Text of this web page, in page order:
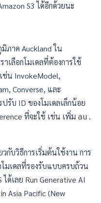
S3 ได้อีกด้วยนะ
ภาค Auckland ใน
เลือกโมเดลที่ต้องการใช้
ช่น InvokeModel,
Converse, และ
รับ ID ของโมเดลเล็กน้อย
ที่จะใช้ เช่น เพิ่ม au.
กับวิธีการเริ่มต้นใช้งาน การ
มเดลที่รองรับแบบครบถ้วน
ได้เลย Run Generative AI
Asia Pacific (New